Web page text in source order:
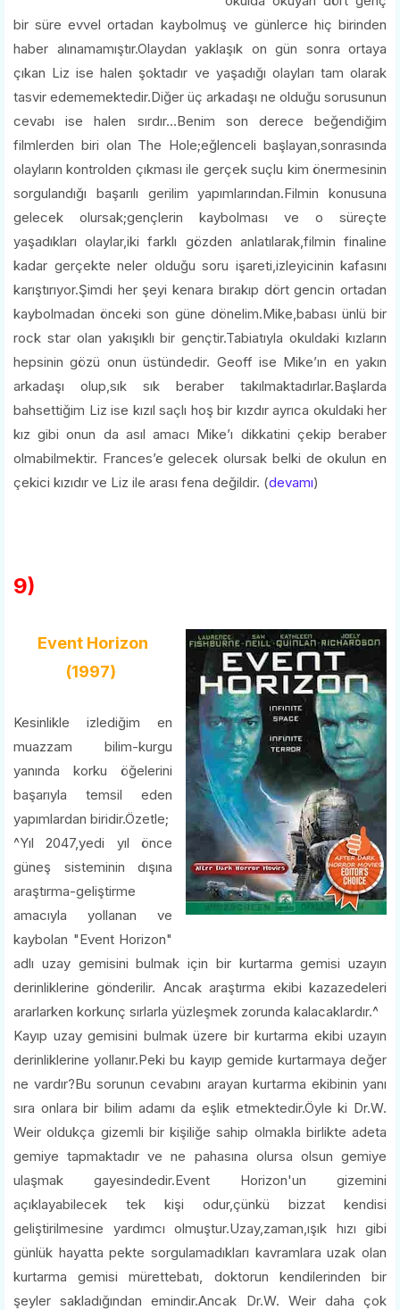
bir süre evvel ortadan kaybolmuş ve günlerce hiç birinden
haber alınamamıştır.Olaydan yaklaşık on gün sonra ortaya
çıkan Liz ise halen şoktadır ve yaşadığı olayları tam olarak
tasvir edememektedir.Diğer üç arkadaşı ne olduğu sorusunun
cevabı ise halen sırdır…Benim son derece beğendiğim
filmlerden biri olan The Hole;eğlenceli başlayan,sonrasında
olayların kontrolden çıkması ile gerçek suçlu kim önermesinin
sorgulandığı başarılı gerilim yapımlarından.Filmin konusuna
gelecek olursak;gençlerin kaybolması ve o süreçte
yaşadıkları olaylar,iki farklı gözden anlatılarak,filmin finaline
kadar gerçekte neler olduğu soru işareti,izleyicinin kafasını
karıştırıyor.Şimdi her şeyi kenara bırakıp dört gencin ortadan
kaybolmadan önceki son güne dönelim.Mike,babası ünlü bir
rock star olan yakışıklı bir gençtir.Tabiatıyla okuldaki kızların
hepsinin gözü onun üstündedir. Geoff ise Mike’ın en yakın
arkadaşı olup,sık sık beraber takılmaktadırlar.Başlarda
bahsettiğim Liz ise kızıl saçlı hoş bir kızdır ayrıca okuldaki her
kız gibi onun da asıl amacı Mike’ı dikkatini çekip beraber
olmabilmektir. Frances’e gelecek olursak belki de okulun en
çekici kızıdır ve Liz ile arası fena değildir. (devamı)
9)
Event Horizon
(1997)
Kesinlikle izlediğim en
muazzam bilim-kurgu
yanında korku öğelerini
başarıyla temsil eden
yapımlardan biridir.Özetle;
^Yıl 2047,yedi yıl önce
güneş sisteminin dışına
araştırma-geliştirme
amacıyla yollanan ve
kaybolan "Event Horizon"
adlı uzay gemisini bulmak için bir kurtarma gemisi uzayın
derinliklerine gönderilir. Ancak araştırma ekibi kazazedeleri
ararlarken korkunç sırlarla yüzleşmek zorunda kalacaklardır.^
Kayıp uzay gemisini bulmak üzere bir kurtarma ekibi uzayın
derinliklerine yollanır.Peki bu kayıp gemide kurtarmaya değer
ne vardır?Bu sorunun cevabını arayan kurtarma ekibinin yanı
sıra onlara bir bilim adamı da eşlik etmektedir.Öyle ki Dr.W.
Weir oldukça gizemli bir kişiliğe sahip olmakla birlikte adeta
gemiye tapmaktadır ve ne pahasına olursa olsun gemiye
ulaşmak gayesindedir.Event Horizon'un gizemini
açıklayabilecek tek kişi odur,çünkü bizzat kendisi
geliştirilmesine yardımcı olmuştur.Uzay,zaman,ışık hızı gibi
günlük hayatta pekte sorgulamadıkları kavramlara uzak olan
kurtarma gemisi mürettebatı, doktorun kendilerinden bir
şeyler sakladığından emindir.Ancak Dr.W. Weir daha çok